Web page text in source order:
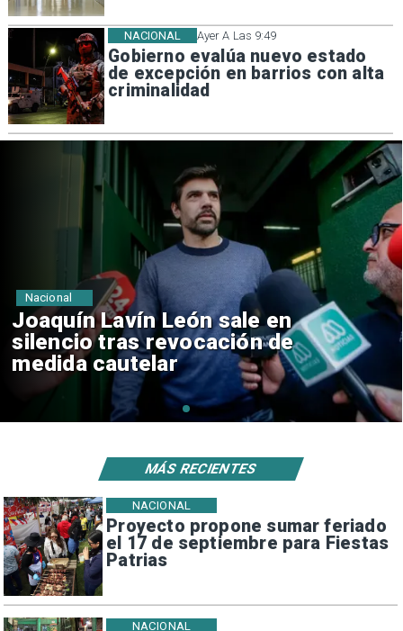
Ayer A Las 9:49
Gobierno evalúa nuevo estado
de excepción en barrios con alta
criminalidad
NACIONAL
Chile y Venezuela formalizan
reinicio de relaciones
consulares
Nacional
Proyecto propone sumar feriado
el 17 de septiembre para Fiestas
Patrias
NACIONAL
NACIONAL
MÁS RECIENTES